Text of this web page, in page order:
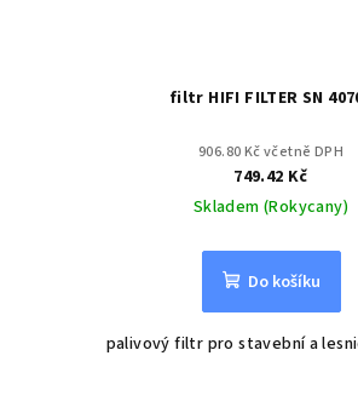
filtr HIFI FILTER SN
906.80 Kč včetně DPH
749.42 Kč
Skladem (Rokycany)
Do košíku
palivový filtr pro stavební a